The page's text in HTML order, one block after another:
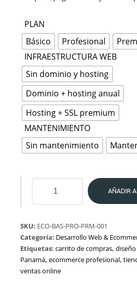
PLAN
Básico
Profesional
INFRAESTRUCTURA WEB
Sin dominio y hosting
Dominio + hosting anual
Hosting + SSL premium
MANTENIMIENTO
Sin mantenimiento
Ecommerce
cantidad
AÑADIR
SKU: ECO-BAS-PRO-PRM-001
Categoría: Desarrollo Web &
Etiquetas: carrito de compras,
Panamá, ecommerce profesional,
ventas online